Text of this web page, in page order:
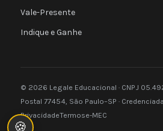
Vale-Presente
Indique e Ganhe
© 2026 Legale Educacional · CNPJ
Postal 77454, São Paulo–SP ·
PrivacidadeTermose-MEC
🍪